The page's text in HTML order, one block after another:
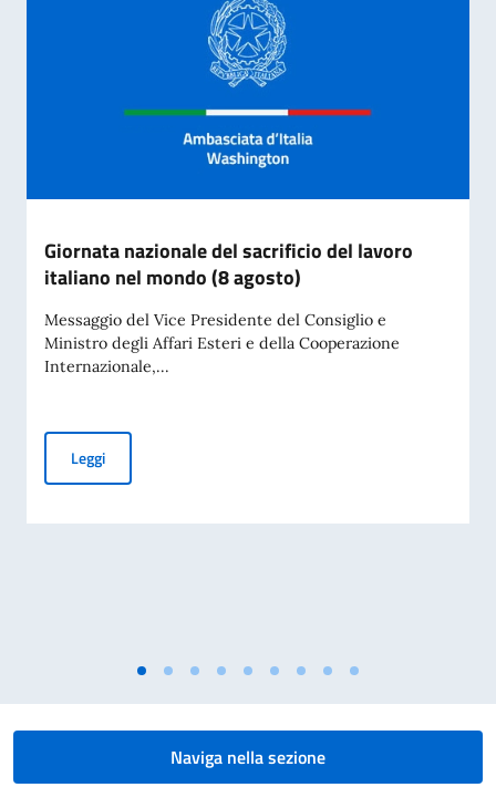
Giornata nazionale del sacrificio del lavoro
italiano nel mondo (8 agosto)
Messaggio del Vice Presidente del Consiglio e
Ministro degli Affari Esteri e della Cooperazione
Internazionale,...
LeggiGiornata nazionale del sacrificio del lavoro italiano nel
Naviga nella sezione